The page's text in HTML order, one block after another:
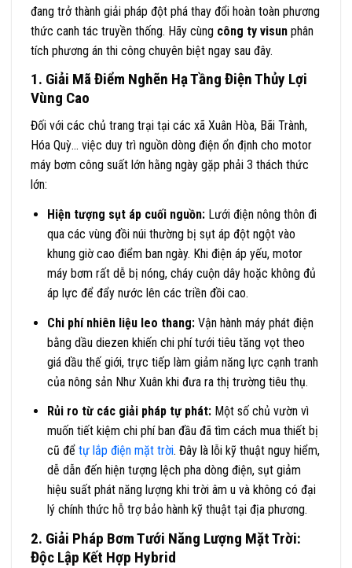
đang trở thành giải pháp đột phá thay đổi hoàn toàn phương
thức canh tác truyền thống. Hãy cùng công ty visun phân
tích phương án thi công chuyên biệt ngay sau đây.
1. Giải Mã Điểm Nghẽn Hạ Tầng Điện Thủy Lợi
Vùng Cao
Đối với các chủ trang trại tại các xã Xuân Hòa, Bãi Trành,
Hóa Quỳ… việc duy trì nguồn dòng điện ổn định cho motor
máy bơm công suất lớn hằng ngày gặp phải 3 thách thức
lớn:
Hiện tượng sụt áp cuối nguồn:Lưới điện nông thôn đi
qua các vùng đồi núi thường bị sụt áp đột ngột vào
khung giờ cao điểm ban ngày. Khi điện áp yếu, motor
máy bơm rất dễ bị nóng, cháy cuộn dây hoặc không đủ
áp lực để đẩy nước lên các triền đồi cao.
Chi phí nhiên liệu leo thang:Vận hành máy phát điện
bằng dầu diezen khiến chi phí tưới tiêu tăng vọt theo
giá dầu thế giới, trực tiếp làm giảm năng lực cạnh tranh
của nông sản Như Xuân khi đưa ra thị trường tiêu thụ.
Rủi ro từ các giải pháp tự phát:Một số chủ vườn vì
muốn tiết kiệm chi phí ban đầu đã tìm cách mua thiết bị
cũ để tự lắp điện mặt trời. Đây là lỗi kỹ thuật nguy hiểm,
dễ dẫn đến hiện tượng lệch pha dòng điện, sụt giảm
hiệu suất phát năng lượng khi trời âm u và không có đại
lý chính thức hỗ trợ bảo hành kỹ thuật tại địa phương.
2. Giải Pháp Bơm Tưới Năng Lượng Mặt Trời:
Độc Lập Kết Hợp Hybrid